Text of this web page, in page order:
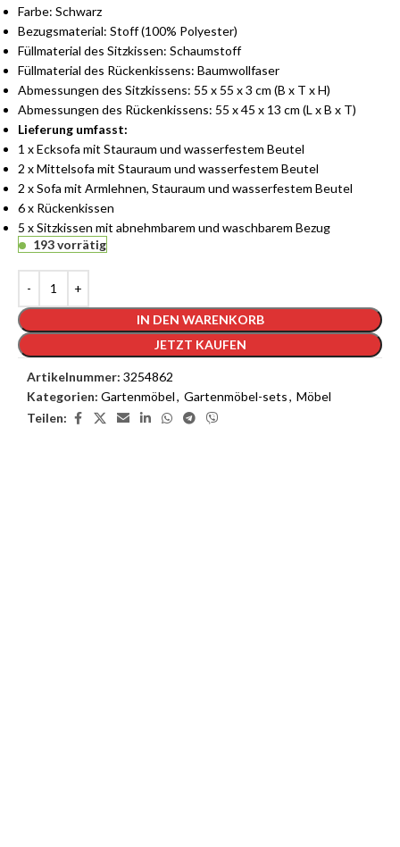
Farbe: Schwarz
Bezugsmaterial: Stoff (100% Polyester)
Füllmaterial des Sitzkissen: Schaumstoff
Füllmaterial des Rückenkissens: Baumwollfaser
Abmessungen des Sitzkissens: 55 x 55 x 3 cm (B x T x H)
Abmessungen des Rückenkissens: 55 x 45 x 13 cm (L x B x T)
Lieferung umfasst:
1 x Ecksofa mit Stauraum und wasserfestem Beutel
2 x Mittelsofa mit Stauraum und wasserfestem Beutel
2 x Sofa mit Armlehnen, Stauraum und wasserfestem Beutel
6 x Rückenkissen
5 x Sitzkissen mit abnehmbarem und waschbarem Bezug
193 vorrätig
IN DEN WARENKORB
JETZT KAUFEN
Artikelnummer: 3254862
Kategorien: Gartenmöbel, Gartenmöbel-sets, Möbel
Teilen: